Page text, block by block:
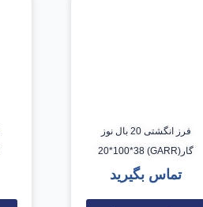
فرز انگشتی 20 بال نوز
گار(GARR) 20*100*38
تماس بگیرید